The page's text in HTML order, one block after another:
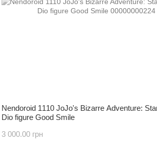
Nendoroid 1110 JoJo's Bizarre Adventure:
Dio figure Good Smile
3 000.00 грн